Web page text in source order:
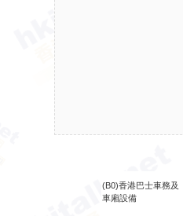
(B0)香港巴士車務及
車廂設備